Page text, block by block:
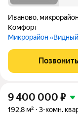
Иваново,
Комфорт
Микрорайон
Позвонить
9 400 000 ₽
192,8 м² 3-комн.